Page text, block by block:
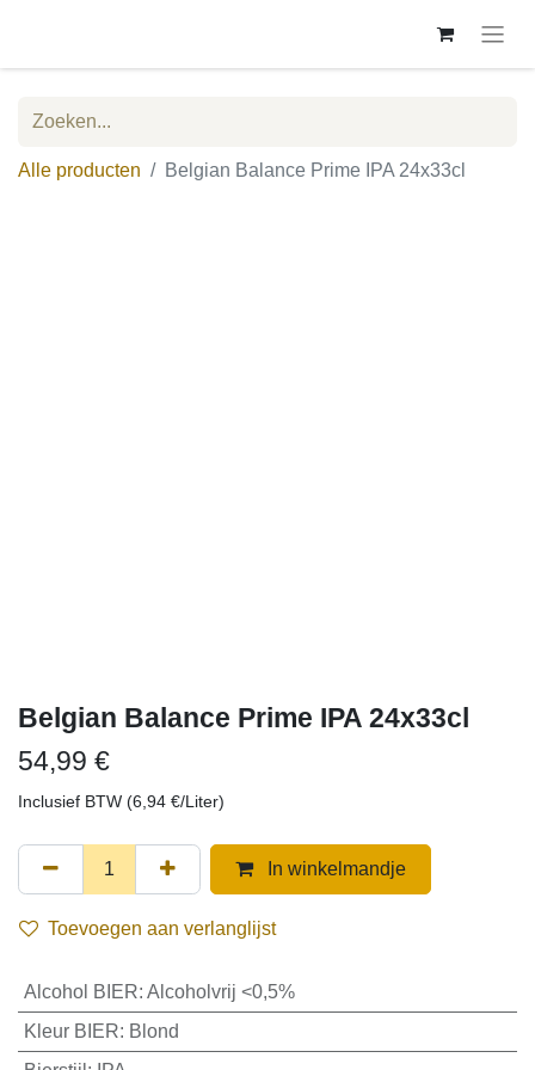
Alle producten Belgian Balance Prime IPA 24x33cl
Belgian Balance Prime IPA 24x33cl
54,99€
Inclusief BTW (6,94€/Liter)
In winkelmandje
Toevoegen aan verlanglijst
Alcohol BIER:Alcoholvrij <0,5%
Kleur BIER:Blond